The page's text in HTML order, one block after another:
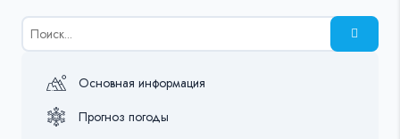
Результаты
поиска
Основная информация
Прогноз погоды